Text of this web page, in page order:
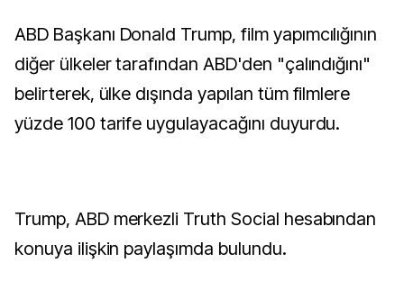
ABD Başkanı Donald Trump, film yapımcılığının
diğer ülkeler tarafından ABD'den "çalındığını"
belirterek, ülke dışında yapılan tüm filmlere
yüzde 100 tarife uygulayacağını duyurdu.
Trump, ABD merkezli Truth Social hesabından
konuya ilişkin paylaşımda bulundu.